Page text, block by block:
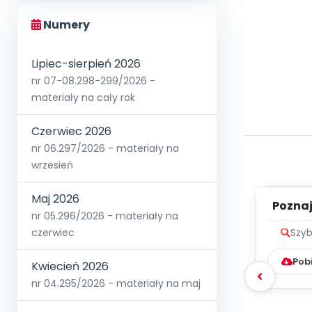
Numery
Lipiec-sierpień 2026
nr 07-08.298-299/2026 -
materiały na cały rok
Czerwiec 2026
nr 06.297/2026 - materiały na
wrzesień
Maj 2026
nr 05.296/2026 - materiały na
czerwiec
Kwiecień 2026
nr 04.295/2026 - materiały na maj